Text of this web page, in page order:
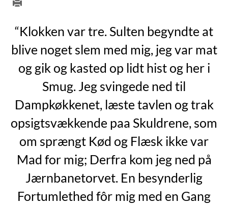
“Klokken var tre. Sulten begyndte at
blive noget slem med mig, jeg var mat
og gik og kasted op lidt hist og her i
Smug. Jeg svingede ned til
Dampkøkkenet, læste tavlen og trak
opsigtsvækkende paa Skuldrene, som
om sprængt Kød og Flæsk ikke var
Mad for mig; Derfra kom jeg ned på
Jærnbanetorvet. En besynderlig
Fortumlethed fôr mig med en Gang